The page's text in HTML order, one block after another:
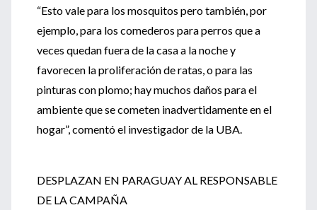
“Esto vale para los mosquitos pero también, por
ejemplo, para los comederos para perros que a
veces quedan fuera de la casa a la noche y
favorecen la proliferación de ratas, o para las
pinturas con plomo; hay muchos daños para el
ambiente que se cometen inadvertidamente en el
hogar”, comentó el investigador de la UBA.
DESPLAZAN EN PARAGUAY AL RESPONSABLE
DE LA CAMPAÑA